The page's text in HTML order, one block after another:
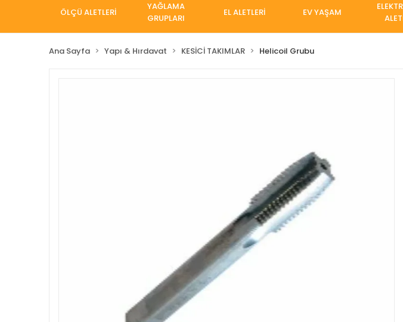
ÖLÇÜ ALETLERİ
YAĞLAMA
GRUPLARI
EL ALETLERİ EV YAŞAM
Ana Sayfa Yapı & Hırdavat KESİCİ TAKIMLAR Helicoil Grubu